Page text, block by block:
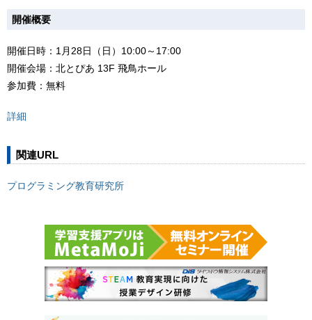
開催概要
開催日時：1月28日（日）10:00～17:00
開催会場：北とぴあ 13F 飛鳥ホール
参加費：無料
詳細
関連URL
プログラミング教育研究所